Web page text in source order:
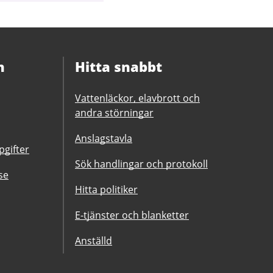
Hitta snabbt
Vattenläckor, elavbrott och
andra störningar
Anslagstavla
Sök handlingar och protokoll
Hitta politiker
E-tjänster och blanketter
Anställd